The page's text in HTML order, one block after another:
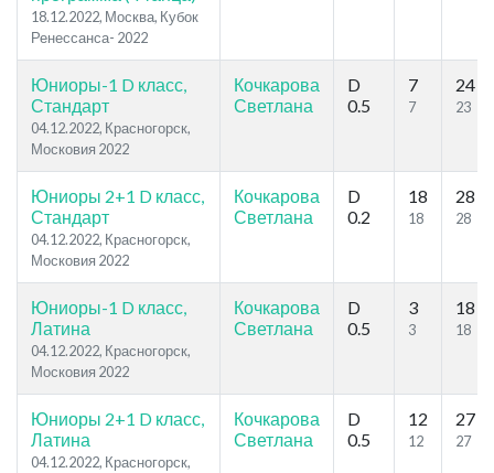
18.12.2022, Москва, Кубок
Ренессанса- 2022
Юниоры-1 D класс,
Стандарт
04.12.2022, Красногорск,
Московия 2022
Кочкарова
Светлана
D
0.5
7
7
24
23
Юниоры 2+1 D класс,
Стандарт
04.12.2022, Красногорск,
Московия 2022
Кочкарова
Светлана
D
0.2
18
18
28
28
Юниоры-1 D класс,
Латина
04.12.2022, Красногорск,
Московия 2022
Кочкарова
Светлана
D
0.5
3
3
18
18
Юниоры 2+1 D класс,
Латина
04.12.2022, Красногорск,
Кочкарова
Светлана
D
0.5
12
12
27
27